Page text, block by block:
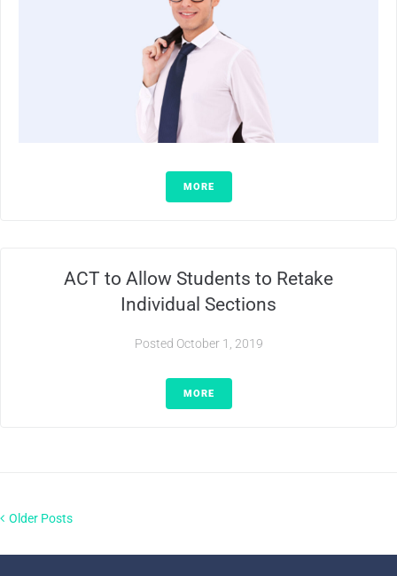
MORE
ACT to Allow Students to Retake
Individual Sections
Posted October 1, 2019
MORE
Older Posts